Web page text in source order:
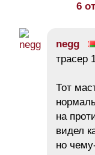
6
negg
трасер
Тот
на
видел
но